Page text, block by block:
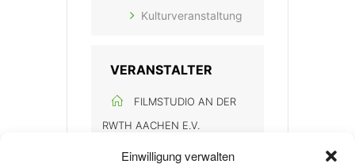
Einwilligung verwalten
Kulturveranstaltung
VERANSTALTER
FILMSTUDIO AN DER
RWTH AACHEN E.V.